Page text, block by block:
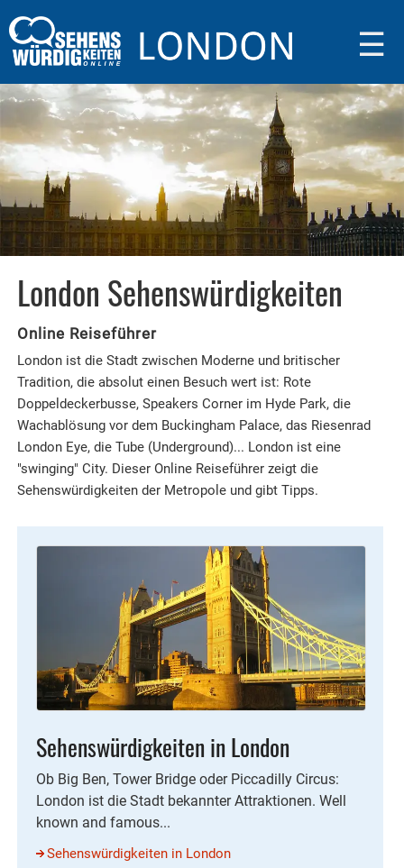
☰
London Sehenswürdigkeiten
Online Reiseführer
London ist die Stadt zwischen Moderne und britischer
Tradition, die absolut einen Besuch wert ist: Rote
Doppeldeckerbusse, Speakers Corner im Hyde Park, die
Wachablösung vor dem Buckingham Palace, das Riesenrad
London Eye, die Tube (Underground)... London ist eine
"swinging" City. Dieser Online Reiseführer zeigt die
Sehenswürdigkeiten der Metropole und gibt Tipps.
Sehenswürdigkeiten in London
Ob Big Ben, Tower Bridge oder Piccadilly Circus:
London ist die Stadt bekannter Attraktionen. Well
known and famous...
Sehenswürdigkeiten in London